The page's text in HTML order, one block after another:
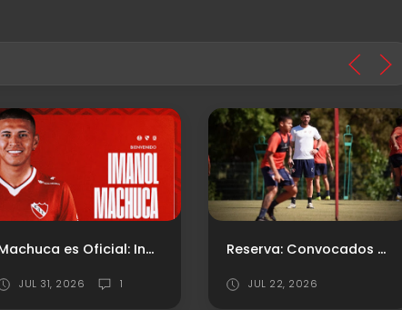
Machuca es Oficial: Independiente presentó al extremo
JUL 31, 2026 1
Reserva: Convocados vs. Independiente Rivadavia de Mendoza
JUL 22, 2026